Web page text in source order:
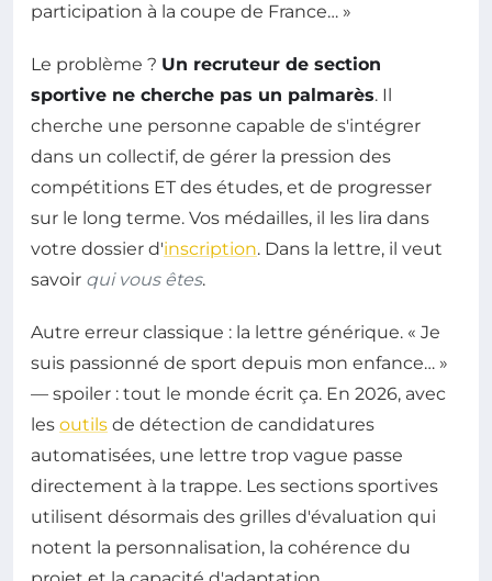
participation à la coupe de France… »
Le problème ? Un recruteur de section
sportive ne cherche pas un palmarès. Il
cherche une personne capable de s'intégrer
dans un collectif, de gérer la pression des
compétitions ET des études, et de progresser
sur le long terme. Vos médailles, il les lira dans
votre dossier d'inscription. Dans la lettre, il veut
savoir qui vous êtes.
Autre erreur classique : la lettre générique. « Je
suis passionné de sport depuis mon enfance… »
— spoiler : tout le monde écrit ça. En 2026, avec
les outils de détection de candidatures
automatisées, une lettre trop vague passe
directement à la trappe. Les sections sportives
utilisent désormais des grilles d'évaluation qui
notent la personnalisation, la cohérence du